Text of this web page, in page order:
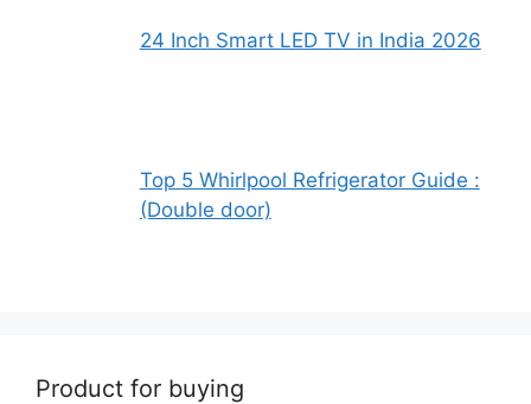
24 Inch Smart LED TV in India 2026
Top 5 Whirlpool Refrigerator Guide :
(Double door)
Product for buying